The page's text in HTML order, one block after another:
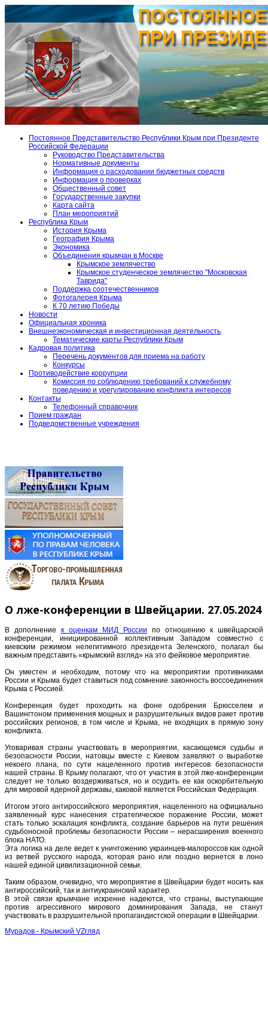
Постоянное Представительство Республики Крым при Президенте
Российской Федерации
Руководство Представительства
Нормативные документы
Информация о расходовании бюджетных средств
Информация о проверках
Общественный совет
Государственные закупки
Карта сайта
План мероприятий
Республика Крым
История Крыма
География Крыма
Экономика
Объединения крымчан в Москве
Крымское землячество
Крымское студенческое землячество "Московская
Таврида"
Поддержка соотечественников
Фотогалерея Крыма
К 70 летию Победы
Новости
Официальная хроника
Внешнеэкономическая и инвестиционная деятельность
Тематические карты Республики Крым
Кадровая политика
Перечень документов для приема на работу
Конкурсы
Противодействие коррупции
Комиссия по соблюдению требований к служебному
поведению и урегулированию конфликта интересов
Контакты
Телефонный справочник
Прием граждан
Подведомственные учреждения
О лже-конференции в Швейцарии. 27.05.2024
В дополнение к оценкам МИД России по отношению к швейцарской
конференции, инициированной коллективным Западом совместно с
киевским режимом нелегитимного президента Зеленского, полагал бы
важным представить «крымский взгляд» на это фейковое мероприятие.
Он уместен и необходим, потому что на мероприятии противниками
России и Крыма будет ставиться под сомнение законность воссоединения
Крыма с Россией.
Конференция будет проходить на фоне одобрения Брюсселем и
Вашингтоном применения мощных и разрушительных видов ракет против
российских регионов, в том числе и Крыма, не входящих в прямую зону
конфликта.
Уговаривая страны участвовать в мероприятии, касающемся судьбы и
безопасности России, натовцы вместе с Киевом заявляют о выработке
некоего плана, по сути нацеленного против интересов безопасности
нашей страны. В Крыму полагают, что от участия в этой лже-конференции
следует не только воздерживаться, но и осудить ее как оскорбительную
для мировой ядерной державы, каковой является Российская Федерация.
Итогом этого антироссийского мероприятия, нацеленного на официально
заявленный курс нанесения стратегическое поражение России, может
стать только эскалация конфликта, создание барьеров на пути решения
судьбоносной проблемы безопасности России – нерасширения военного
блока НАТО.
Эта логика на деле ведет к уничтожению украинцев-малороссов как одной
из ветвей русского народа, которая рано или поздно вернется в лоно
нашей единой цивилизационной семьи.
Таким образом, очевидно, что мероприятие в Швейцарии будет носить как
антироссийский, так и антиукраинский характер.
В этой связи крымчане искренне надеются, что страны, выступающие
против агрессивного мирового доминирования Запада, не станут
участвовать в разрушительной пропагандистской операции в Швейцарии.
Мурадов - Крымский VZгляд